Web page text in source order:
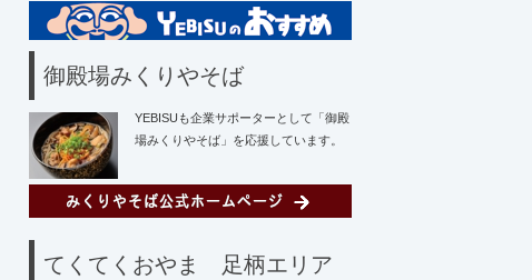
御殿場みくりやそば
YEBISUも企業サポーターとして「御殿
場みくりやそば」を応援しています。
てくてくおやま 足柄エリア